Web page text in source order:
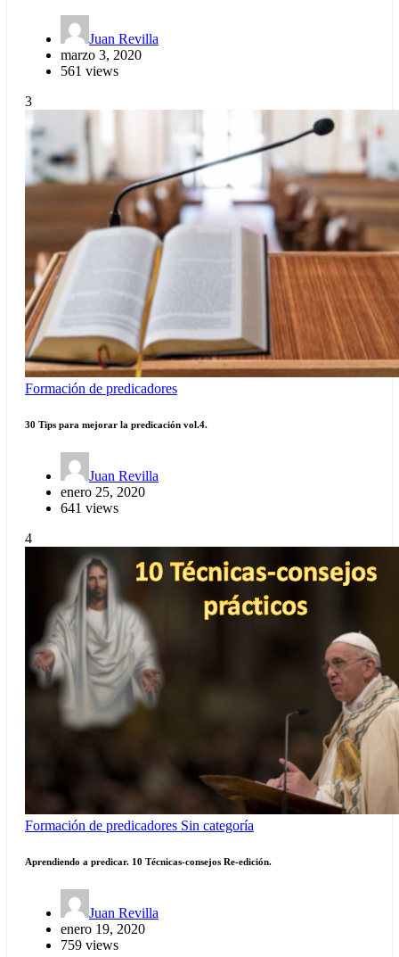
Juan Revilla
marzo 3, 2020
561 views
3
Formación de predicadores
30 Tips para mejorar la predicación vol.4.
Juan Revilla
enero 25, 2020
641 views
4
Formación de predicadores Sin categoría
Aprendiendo a predicar. 10 Técnicas-consejos Re-edición.
Juan Revilla
enero 19, 2020
759 views